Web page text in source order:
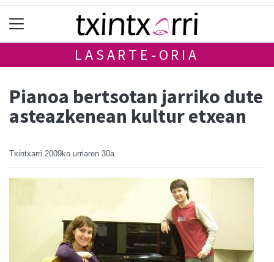
LASARTE-ORIA
Pianoa bertsotan jarriko dute
asteazkenean kultur etxean
Txintxarri 2009ko urriaren 30a